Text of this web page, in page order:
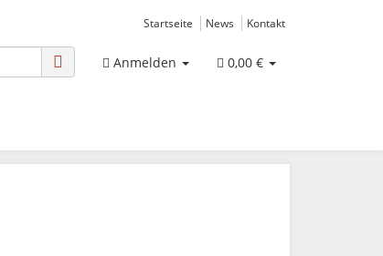
Startseite News Kontakt
Anmelden 0,00 €